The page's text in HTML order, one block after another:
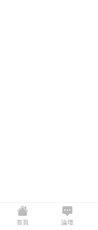
首頁 論壇